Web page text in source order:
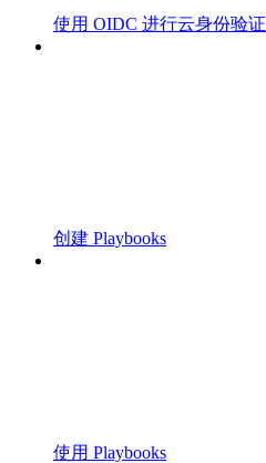
使用 OIDC 进行云身份验证
创建 Playbooks
使用 Playbooks